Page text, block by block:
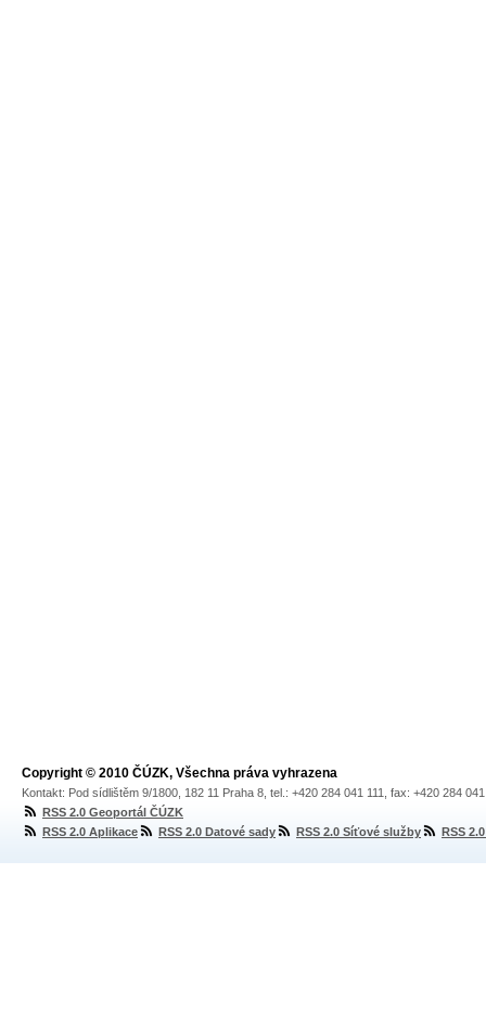
Copyright © 2010 ČÚZK, Všechna práva vyhrazena
Kontakt: Pod sídlištěm 9/1800, 182 11 Praha 8, tel.: +420 284 041 111, fax: +420 284
RSS 2.0 Geoportál ČÚZK
RSS 2.0 Aplikace
RSS 2.0 Datové sady RSS 2.0 Síťové služby RSS